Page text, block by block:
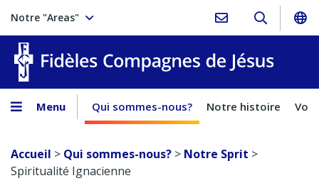
Notre "Areas"
Menu Qui sommes-nous? Notre histoire
Accueil > Qui sommes-nous? > Notre Sprit >
Spiritualité Ignacienne